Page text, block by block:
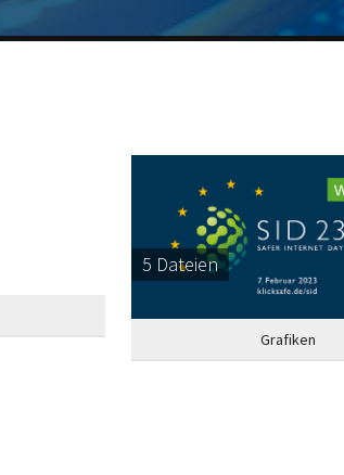
5 Dateien
Grafiken